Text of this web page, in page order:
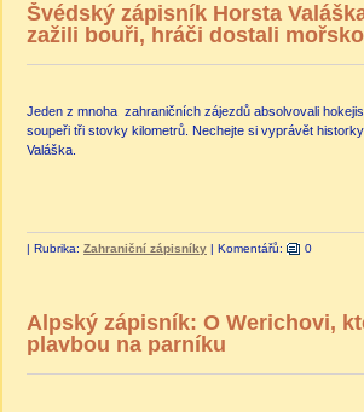
Švédský zápisník Horsta
zažili bouři, hráči dostali
Jeden z mnoha zahraničních zájezdů absolvovali
soupeři tři stovky kilometrů. Nechejte si vyprávět
Valáška.
| Rubrika: Zahraniční zápisníky | Komentářů: 0
Alpský zápisník: O Werichovi,
plavbou na parníku